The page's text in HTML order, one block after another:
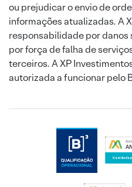
ou prejudicar o envio de
informações atualizadas. A
responsabilidade por
por força de falha de
terceiros. A XP
autorizada a funcionar pelo